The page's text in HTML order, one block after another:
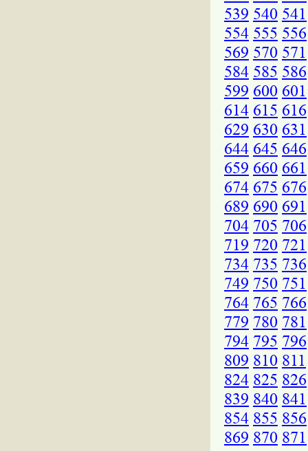
539 540 541
554 555 556
569 570 571
584 585 586
599 600 601
614 615 616
629 630 631
644 645 646
659 660 661
674 675 676
689 690 691
704 705 706
719 720 721
734 735 736
749 750 751
764 765 766
779 780 781
794 795 796
809 810 811
824 825 826
839 840 841
854 855 856
869 870 871